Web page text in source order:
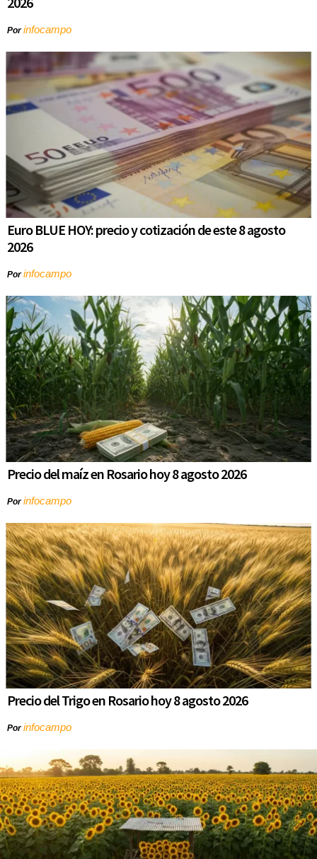
Porinfocampo
Euro BLUE HOY: precio y cotización de este 8 agosto
2026
Porinfocampo
Precio del maíz en Rosario hoy 8 agosto 2026
Porinfocampo
Precio del Trigo en Rosario hoy 8 agosto 2026
Porinfocampo